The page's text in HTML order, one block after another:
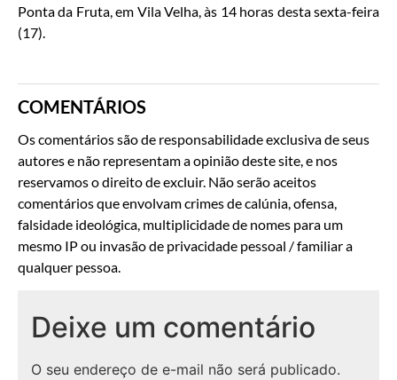
Ponta da Fruta, em Vila Velha, às 14 horas desta sexta-feira
(17).
COMENTÁRIOS
Os comentários são de responsabilidade exclusiva de seus
autores e não representam a opinião deste site, e nos
reservamos o direito de excluir. Não serão aceitos
comentários que envolvam crimes de calúnia, ofensa,
falsidade ideológica, multiplicidade de nomes para um
mesmo IP ou invasão de privacidade pessoal / familiar a
qualquer pessoa.
Deixe um comentário
O seu endereço de e-mail não será publicado.